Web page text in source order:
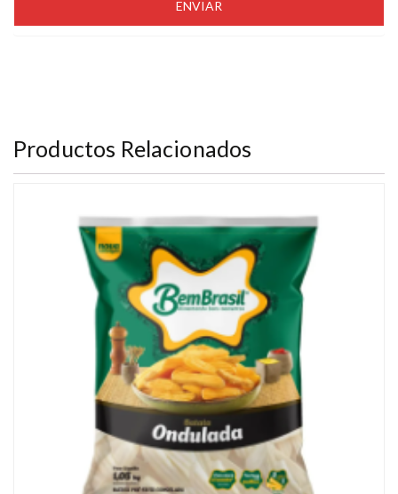
Productos Relacionados